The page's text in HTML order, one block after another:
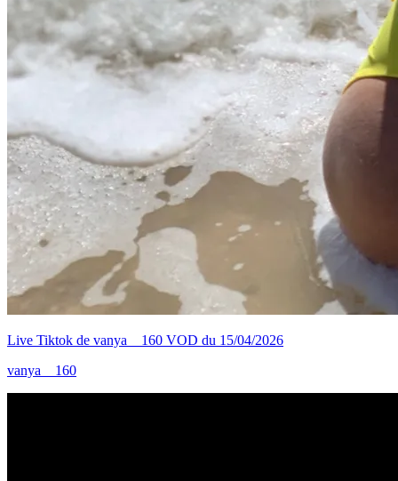
Live Tiktok de vanya__160 VOD du 15/04/2026
vanya__160